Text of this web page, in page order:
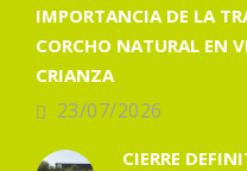
IMPORTANCIA DE LA
CORCHO NATURAL EN
CRIANZA
23/07/2026
CIERRE